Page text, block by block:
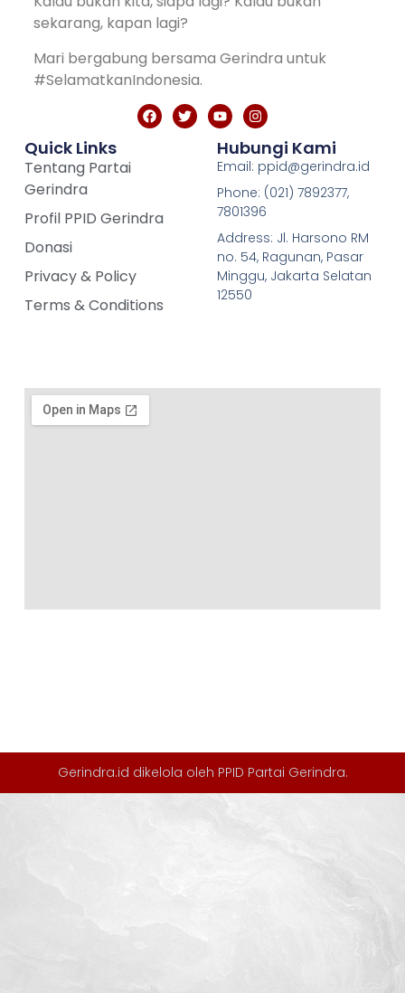
sekarang, kapan lagi?
Mari bergabung bersama Gerindra untuk
#SelamatkanIndonesia.
Quick Links
Tentang Partai
Gerindra
Profil PPID Gerindra
Donasi
Privacy & Policy
Terms & Conditions
Hubungi Kami
Email: ppid@gerindra.id
Phone: (021) 7892377,
7801396
Address: Jl. Harsono RM
no. 54, Ragunan, Pasar
Minggu, Jakarta Selatan
12550
Gerindra.id dikelola oleh PPID Partai Gerindra.